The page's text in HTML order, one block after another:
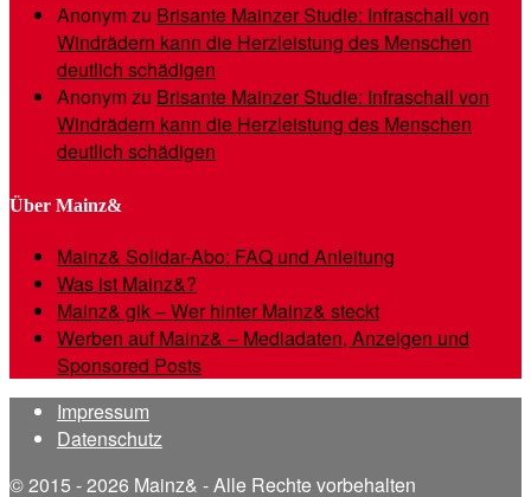
Anonymzu Brisante Mainzer Studie: Infraschall von
Windrädern kann die Herzleistung des Menschen
deutlich schädigen
Anonymzu Brisante Mainzer Studie: Infraschall von
Windrädern kann die Herzleistung des Menschen
deutlich schädigen
Über Mainz&
Mainz& Solidar-Abo: FAQ und Anleitung
Was ist Mainz&?
Mainz& gik – Wer hinter Mainz& steckt
Werben auf Mainz& – Mediadaten, Anzeigen und
Sponsored Posts
Impressum
Datenschutz
© 2015 - 2026 Mainz& - Alle Rechte vorbehalten